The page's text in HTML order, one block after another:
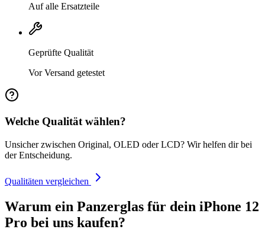
Auf alle Ersatzteile
Geprüfte Qualität
Vor Versand getestet
Welche Qualität wählen?
Unsicher zwischen Original, OLED oder LCD? Wir helfen dir bei
der Entscheidung.
Qualitäten vergleichen
Warum ein Panzerglas für dein iPhone 12
Pro bei uns kaufen?